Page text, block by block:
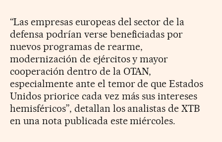
“Las empresas europeas del sector de la
defensa podrían verse beneficiadas por
nuevos programas de rearme,
modernización de ejércitos y mayor
cooperación dentro de la OTAN,
especialmente ante el temor de que Estados
Unidos priorice cada vez más sus intereses
hemisféricos”, detallan los analistas de XTB
en una nota publicada este miércoles.